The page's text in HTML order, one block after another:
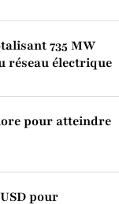
735 MW
réseau électrique
pour atteindre
pour